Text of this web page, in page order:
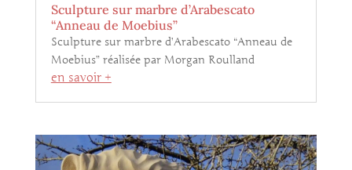
Sculpture sur marbre d’Arabescato
“Anneau de Moebius”
Sculpture sur marbre d’Arabescato “Anneau de
Moebius” réalisée par Morgan Roulland
en savoir +